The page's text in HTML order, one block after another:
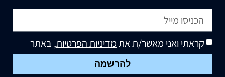
קראתי ואני מאשר/ת אתמדיניות הפרטיות, באתר
להרשמה